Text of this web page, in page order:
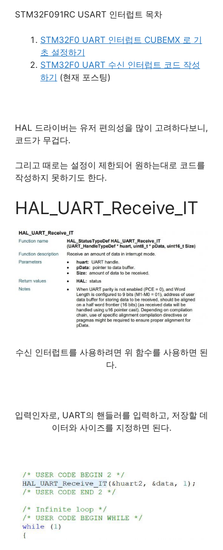
STM32F091RC USART 인터럽트 목차
STM32F0 UART 인터럽트 CUBEMX 로 기
초 설정하기
STM32F0 UART 수신 인터럽트 코드 작성
하기 (현재 포스팅)
HAL 드라이버는 유저 편의성을 많이 고려하다보니,
코드가 무겁다.
그리고 때로는 설정이 제한되어 원하는대로 코드를
작성하지 못하기도 한다.
HAL_UART_Receive_IT
수신 인터럽트를 사용하려면 위 함수를 사용하면 된
다.
입력인자로, UART의 핸들러를 입력하고, 저장할 데
이터와 사이즈를 지정하면 된다.